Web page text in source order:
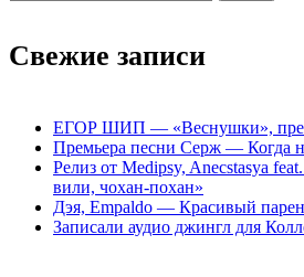
Свежие записи
ЕГОР ШИП — «Веснушки»,
Премьера песни Серж — Когда
Релиз от Medipsy, Anecstasya
вили, чохан-похан»
Дэя, Empaldo — Красивый
Записали аудио джингл для